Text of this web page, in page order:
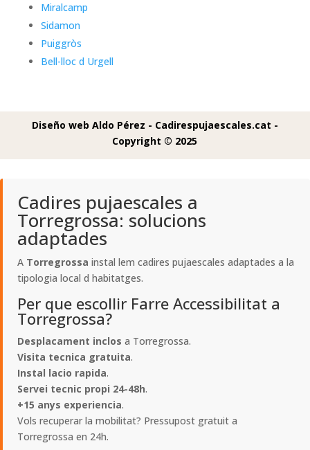
Miralcamp
Sidamon
Puiggròs
Bell-lloc d Urgell
Diseño web Aldo Pérez - Cadirespujaescales.cat -
Copyright © 2025
Cadires pujaescales a
Torregrossa: solucions
adaptades
A Torregrossa instal lem cadires pujaescales adaptades a la
tipologia local d habitatges.
Per que escollir Farre Accessibilitat a
Torregrossa?
Desplacament inclos a Torregrossa.
Visita tecnica gratuita.
Instal lacio rapida.
Servei tecnic propi 24-48h.
+15 anys experiencia.
Vols recuperar la mobilitat? Pressupost gratuit a
Torregrossa en 24h.